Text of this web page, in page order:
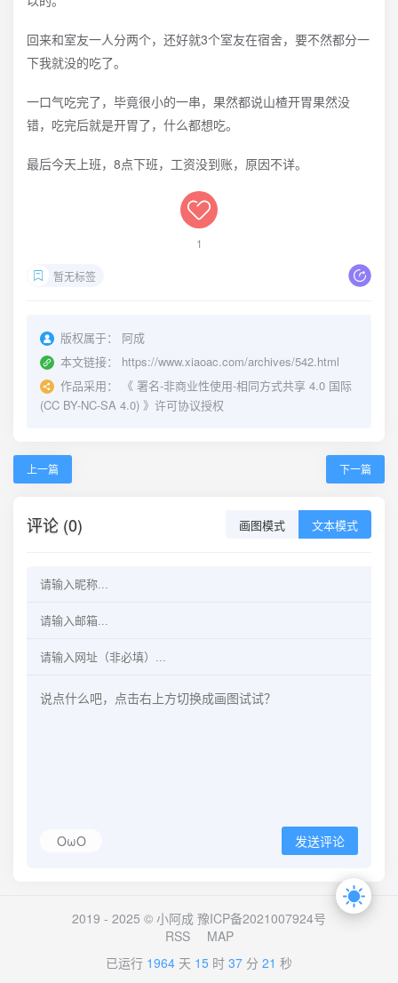
回来和室友一人分两个，还好就3个室友在宿舍，要不然都分一
下我就没的吃了。
一口气吃完了，毕竟很小的一串，果然都说山楂开胃果然没
错，吃完后就是开胃了，什么都想吃。
最后今天上班，8点下班，工资没到账，原因不详。
1
暂无标签
版权属于：
阿成
本文链接：
https://www.xiaoac.com/archives/542.html
作品采用：
《 署名-非商业性使用-相同方式共享 4.0 国际
(CC BY-NC-SA 4.0) 》许可协议授权
上一篇 下一篇
评论 (0) 画图模式 文本模式
OωO 发送评论
2019 - 2025 © 小阿成 豫ICP备2021007924号
RSS
MAP
已运行 1964 天 15 时 37 分 22 秒